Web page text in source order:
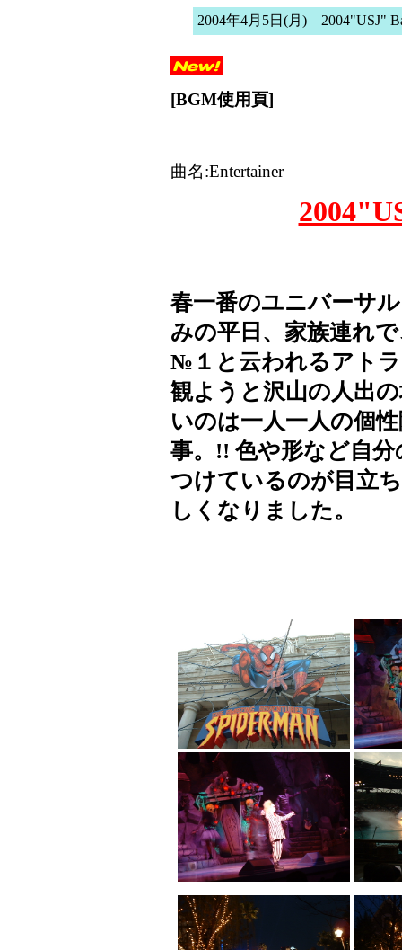
2004年4月5日(月) 2004"USJ"
[BGM使用頁]
曲名:Entertainer
春一番のユニバーサ
みの平日、家族連れ
№１と云われるアト
観ようと沢山の人出
いのは一人一人の個
事。!! 色や形など自
つけているのが目立
しくなりました。